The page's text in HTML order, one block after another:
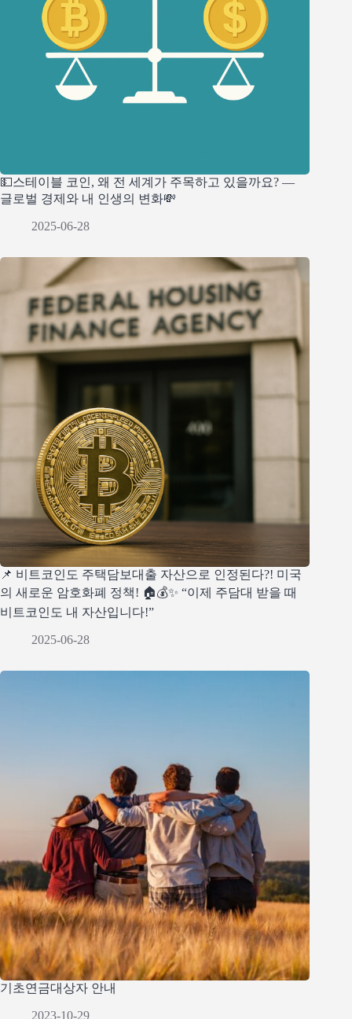
💵스테이블 코인, 왜 전 세계가 주목하고 있을까요? —
글로벌 경제와 내 인생의 변화💸
2025-06-28
📌 비트코인도 주택담보대출 자산으로 인정된다?! 미국
의 새로운 암호화폐 정책! 🏠💰✨ “이제 주담대 받을 때
비트코인도 내 자산입니다!”
2025-06-28
기초연금대상자 안내
2023-10-29